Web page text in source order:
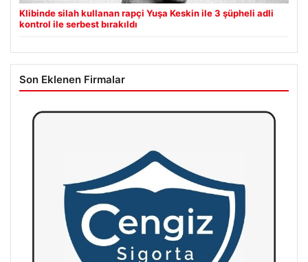
Klibinde silah kullanan rapçi Yuşa Keskin ile 3 şüpheli adli
kontrol ile serbest bırakıldı
Son Eklenen Firmalar